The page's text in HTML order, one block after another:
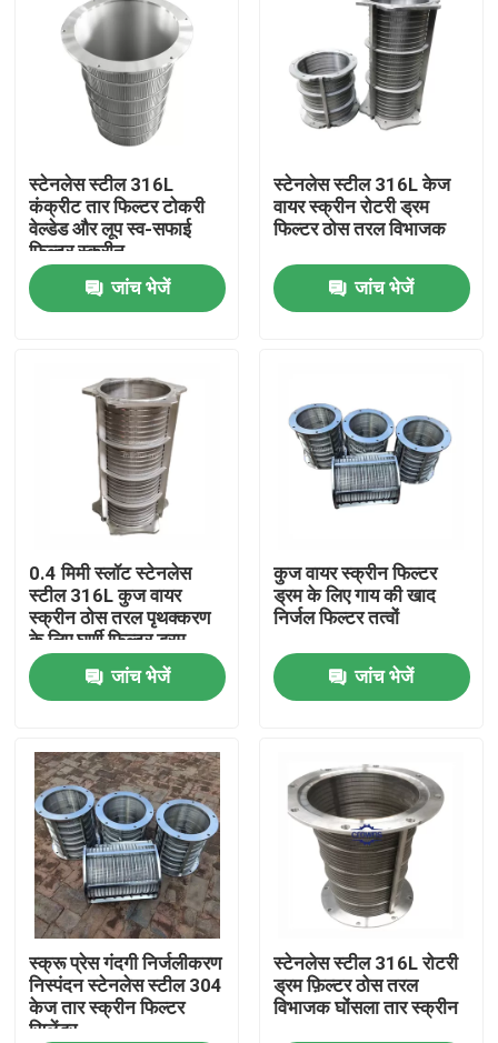
हमारे बारे में
कारखाना भ्रमण
गुणवत्ता नियंत्रण
संपर्क करें
एक उद्धरण का अनुरोध करें
औद्योगिक जल फ़िल्टरिंग
औद्योगिक हेपा फ़िल्टर
स्टेनलेस स्टील 316L
कंक्रीट तार फिल्टर टोकरी
वेल्डेड और लूप स्व-सफाई
फिल्टर स्क्रीन
जांच भेजें
स्टेनलेस स्टील 316L केज
वायर स्क्रीन रोटरी ड्रम
फिल्टर ठोस तरल विभाजक
जांच भेजें
0.4 मिमी स्लॉट स्टेनलेस
स्टील 316L कुज वायर
स्क्रीन ठोस तरल पृथक्करण
के लिए घूर्णी फिल्टर ड्रम
जांच भेजें
कुज वायर स्क्रीन फिल्टर
ड्रम के लिए गाय की खाद
निर्जल फिल्टर तत्वों
जांच भेजें
स्क्रू प्रेस गंदगी निर्जलीकरण
निस्पंदन स्टेनलेस स्टील 304
केज तार स्क्रीन फिल्टर
सिलेंडर
स्टेनलेस स्टील 316L रोटरी
ड्रम फ़िल्टर ठोस तरल
विभाजक घोंसला तार स्क्रीन